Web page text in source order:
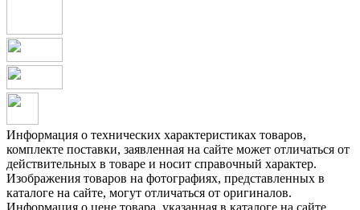
Информация о технических характеристиках товаров,
комплекте поставки, заявленная на сайте может отличаться от
действительных в товаре и носит справочный характер.
Изображения товаров на фотографиях, представленных в
каталоге на сайте, могут отличаться от оригиналов.
Информация о цене товара, указанная в каталоге на сайте,